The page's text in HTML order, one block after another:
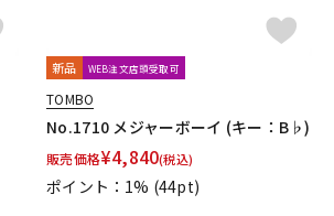
新品 WEB注文店頭受取可
TOMBO
No.1710 メジャーボーイ (キー：B♭)
販売価格¥4,840(税込)
ポイント：1% (44pt)